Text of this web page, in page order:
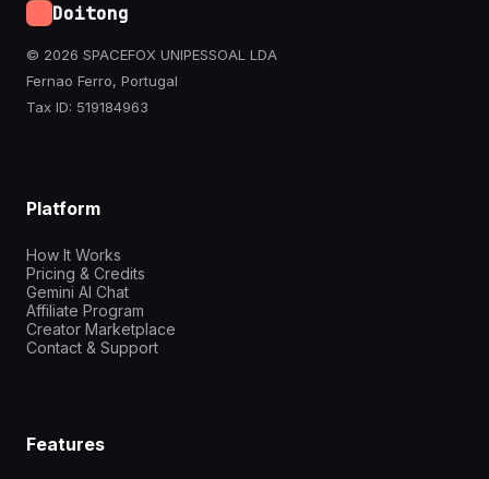
Doitong
© 2026 SPACEFOX UNIPESSOAL LDA
Fernao Ferro, Portugal
Tax ID: 519184963
Platform
How It Works
Pricing & Credits
Gemini AI Chat
Affiliate Program
Creator Marketplace
Contact & Support
Features